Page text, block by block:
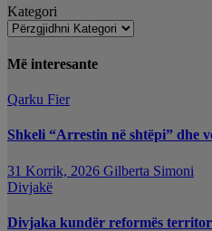
Kategori
Më interesante
Qarku Fier
Shkeli “Arrestin në shtëpi” dhe
31 Korrik, 2026 Gilberta Simoni
Divjakë
Divjaka kundër reformës